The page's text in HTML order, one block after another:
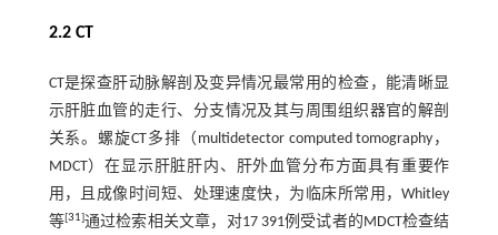
2.2 CT
CT是探查肝动脉解剖及变异情况最常用的检查，能清晰显
示肝脏血管的走行、分支情况及其与周围组织器官的解剖
关系。螺旋CT多排（multidetector computed tomography，
MDCT）在显示肝脏肝内、肝外血管分布方面具有重要作
用，且成像时间短、处理速度快，为临床所常用，Whitley
等[31]通过检索相关文章，对17 391例受试者的MDCT检查结